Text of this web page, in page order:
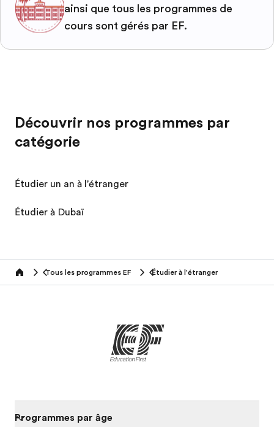
ainsi que tous les programmes de
cours sont gérés par EF.
Découvrir nos programmes par
catégorie
Étudier un an à l'étranger
Étudier à Dubaï
home Tous les programmes EF Étudier à l'étranger
Programmes par âge